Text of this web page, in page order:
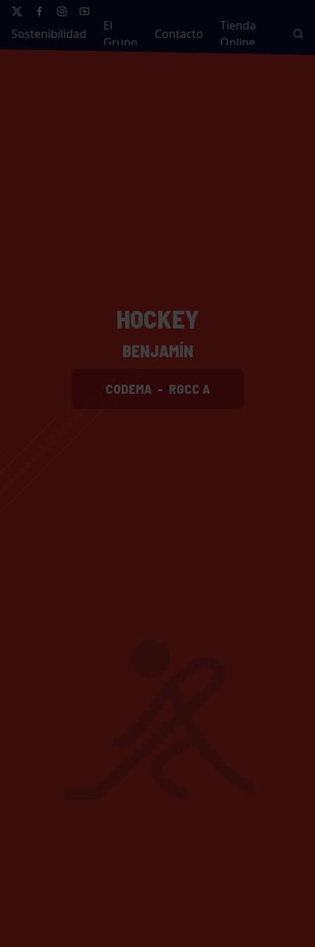
Sostenibilidad
El
Grupo
Contacto
Tienda
Online
HOCKEY
BENJAMÍN
CODEMA - RGCC A